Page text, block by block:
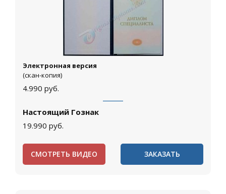
Электронная версия
(скан-копия)
4.990 руб.
Настоящий Гознак
19.990 руб.
СМОТРЕТЬ ВИДЕО ЗАКАЗАТЬ